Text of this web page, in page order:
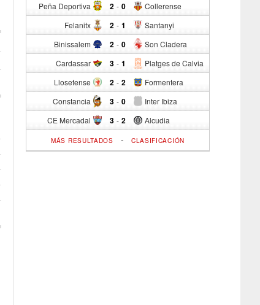
Peña Deportiva 2 - Collerense
0
Felanitx 2 - Santanyi
1
Binissalem 2 - Son Cladera
0
Cardassar 3 - Platges de Calvia
1
Llosetense 2 - Formentera
2
Constancia 3 - Inter Ibiza
0
CE Mercadal 3 - Alcudia
2
MÁS RESULTADOS - CLASIFICACIÓN